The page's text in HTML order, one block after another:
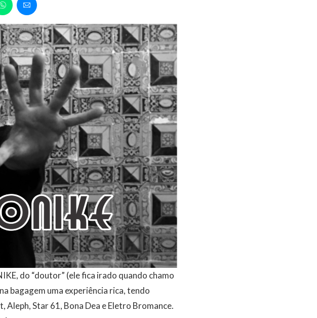
do “doutor” (ele fica irado quando chamo
bagagem uma experiência rica, tendo
Star 61, Bona Dea e Eletro Bromance.